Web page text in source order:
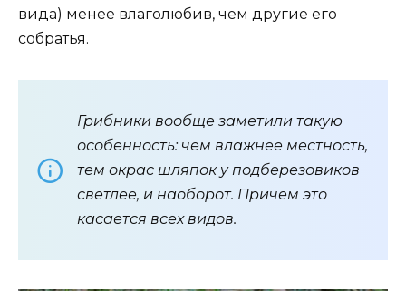
вида) менее влаголюбив, чем другие его
собратья.
Грибники вообще заметили такую
особенность: чем влажнее местность,
тем окрас шляпок у подберезовиков
светлее, и наоборот. Причем это
касается всех видов.